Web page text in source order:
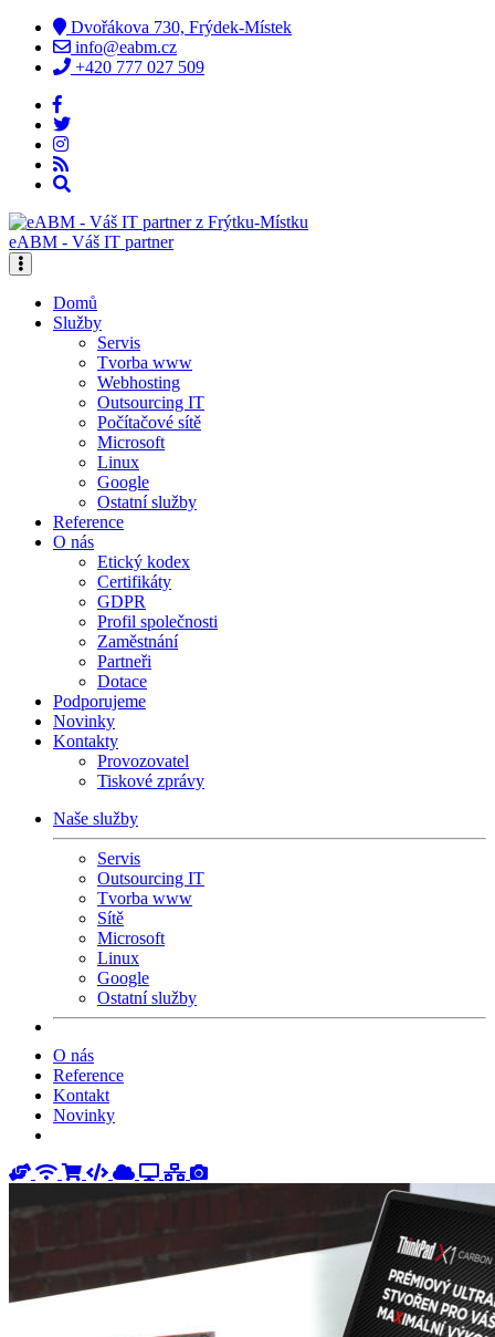
Dvořákova 730, Frýdek-Místek
info@eabm.cz
+420 777 027 509
eABM - Váš IT partner
Domů
Služby
Servis
Tvorba www
Webhosting
Outsourcing IT
Počítačové sítě
Microsoft
Linux
Google
Ostatní služby
Reference
O nás
Etický kodex
Certifikáty
GDPR
Profil společnosti
Zaměstnání
Partneři
Dotace
Podporujeme
Novinky
Kontakty
Provozovatel
Tiskové zprávy
Naše služby
Servis
Outsourcing IT
Tvorba www
Sítě
Microsoft
Linux
Google
Ostatní služby
O nás
Reference
Kontakt
Novinky